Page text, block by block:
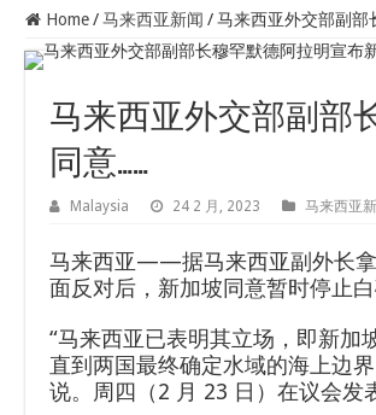
Home / 马来西亚新闻 / 马来西亚外交部副
马来西亚外交部副部
同意……
Malaysia 24 2 月, 2023 马来西亚
马来西亚——据马来西亚副外长拿
面反对后，新加坡同意暂时停止
“马来西亚已表明其立场，即新加
直到两国最终确定水域的海上边
说。周四（2 月 23 日）在议会发